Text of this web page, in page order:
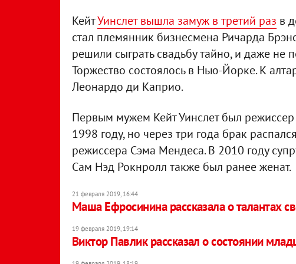
КейтУинслет вышла замуж в третий раз в
стал племянник бизнесмена Ричарда
решили сыграть свадьбу тайно, и даже не
Торжество состоялось в Нью-Йорке. К
Леонардо ди Каприо.
Первым мужем Кейт Уинслет был
1998 году, но через три года брак
режиссера Сэма Мендеса. В 2010 году
Сам Нэд Рокнролл также был ранее женат.
21 февраля 2019, 16:44
Маша Ефросинина рассказала о талантах
19 февраля 2019, 19:14
Виктор Павлик рассказал о состоянии